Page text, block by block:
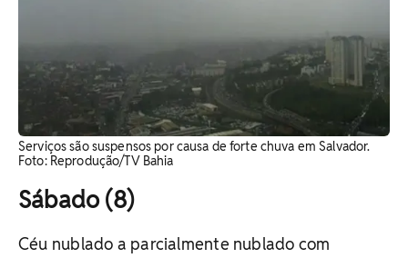
Serviços são suspensos por causa de forte chuva em Salvador.
Foto: Reprodução/TV Bahia
Sábado (8)
Céu nublado a parcialmente nublado com